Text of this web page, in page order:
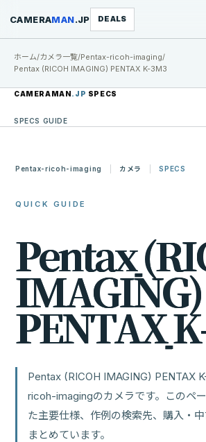
CAMERAMAN.JP DEALS
ホーム/カメラ一覧/Pentax-ricoh-imaging/
Pentax (RICOH IMAGING) PENTAX K-3M3
CAMERAMAN.JP SPECS
SPECS GUIDE
Pentax-ricoh-imaging カメラ SPECS
QUICK GUIDE
Pentax(RI
IMAGING)
PENTAXK
Pentax (RICOH IMAGING) PENTAX
ricoh-imagingのカメラです。このペ
た主要仕様、作例の検索先、購入・
まとめています。